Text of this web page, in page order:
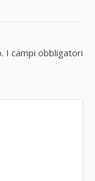
I campi obbligatori